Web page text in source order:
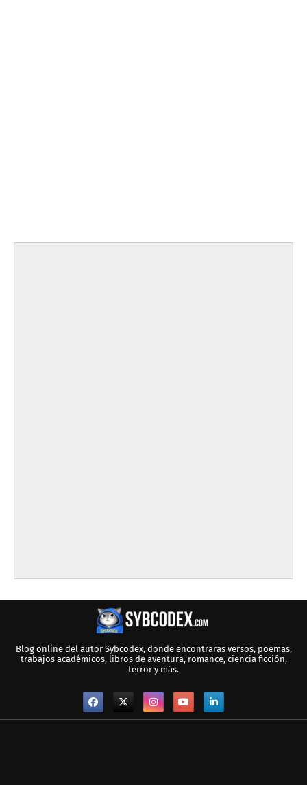
Blog online del autor Sybcodex, donde encontraras versos, poemas,
trabajos académicos, libros de aventura, romance, ciencia ficción,
terror y más.